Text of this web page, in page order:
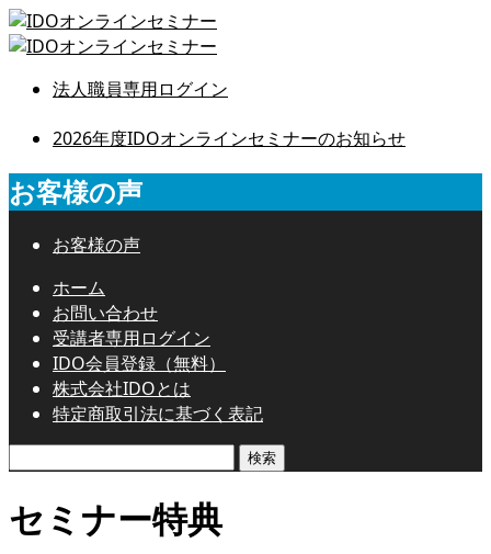
法人職員専用ログイン
2026年度IDOオンラインセミナーのお知らせ
お客様の声
お客様の声
ホーム
お問い合わせ
受講者専用ログイン
IDO会員登録（無料）
株式会社IDOとは
特定商取引法に基づく表記
セミナー特典